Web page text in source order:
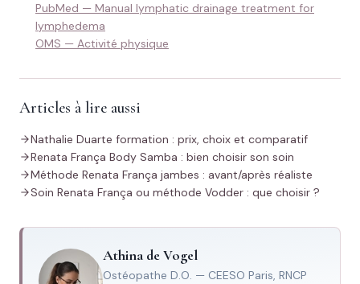
PubMed — Manual lymphatic drainage treatment for
lymphedema
OMS — Activité physique
Articles à lire aussi
Nathalie Duarte formation : prix, choix et comparatif
Renata França Body Samba : bien choisir son soin
Méthode Renata França jambes : avant/après réaliste
Soin Renata França ou méthode Vodder : que choisir ?
Athina de Vogel
Ostéopathe D.O. — CEESO Paris, RNCP